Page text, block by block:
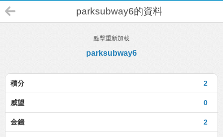
parksubway6的資料
點擊重新加載
parksubway6
2
積分
0
威望
2
金錢